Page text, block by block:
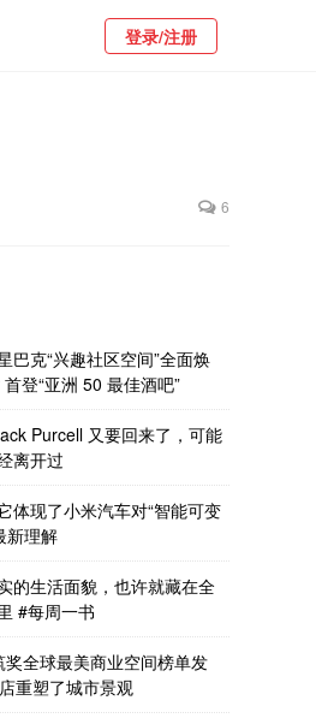
登录/注册
6
巴克“兴趣社区空间”全面焕
登“亚洲 50 最佳酒吧”
Purcell 又要回来了，可能
离开过
体现了小米汽车对“智能可变
新理解
的生活面貌，也许就藏在全
#每周一书
全球最美商业空间榜单发
重塑了城市景观